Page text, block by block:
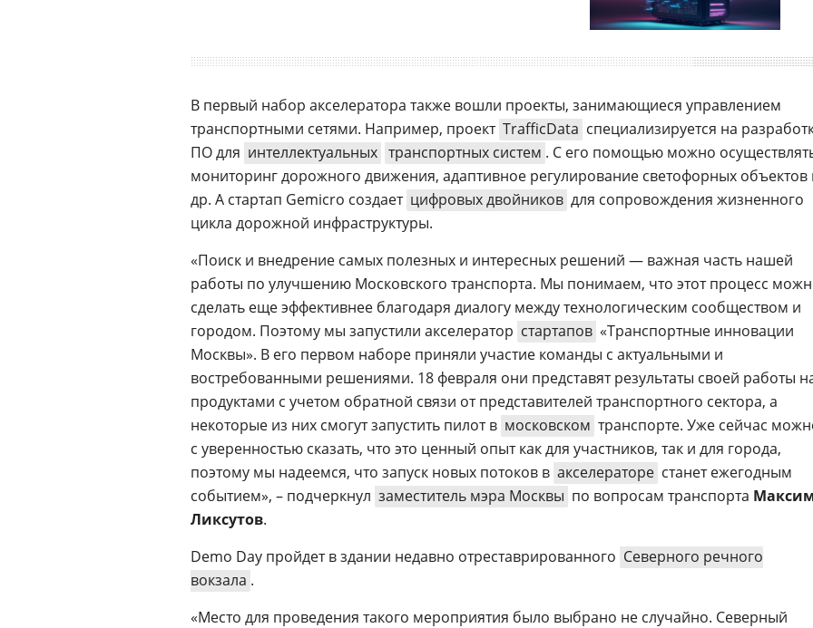
В первый набор акселератора также вошли проекты, занимающиеся управлением
транспортными сетями. Например, проект TrafficData специализируется на
ПО для интеллектуальных транспортных систем . С его помощью можно
мониторинг дорожного движения, адаптивное регулирование светофорных объектов
др. А стартап Gemicro создает цифровых двойников для сопровождения жизненного
цикла дорожной инфраструктуры.
«Поиск и внедрение самых полезных и интересных решений — важная часть нашей
работы по улучшению Московского транспорта. Мы понимаем, что этот процесс
сделать еще эффективнее благодаря диалогу между технологическим сообществом и
городом. Поэтому мы запустили акселератор стартапов «Транспортные инновации
Москвы». В его первом наборе приняли участие команды с актуальными и
востребованными решениями. 18 февраля они представят результаты своей работы
продуктами с учетом обратной связи от представителей транспортного сектора, а
некоторые из них смогут запустить пилот в московском транспорте. Уже сейчас
с уверенностью сказать, что это ценный опыт как для участников, так и для города,
поэтому мы надеемся, что запуск новых потоков в акселераторе станет ежегодным
событием», – подчеркнул заместитель мэра Москвы по вопросам транспорта
Ликсутов.
Demo Day пройдет в здании недавно отреставрированного Северного речного
вокзала .
«Место для проведения такого мероприятия было выбрано не случайно. Северный